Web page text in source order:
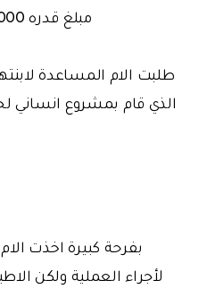
مبلغ قدره 5000 الاف يورو لاجراء العملية .
طلبت الام المساعدة
الذي قام بمشروع انساني
بفرحة كبيرة اخذت
لأجراء العملية ولكن